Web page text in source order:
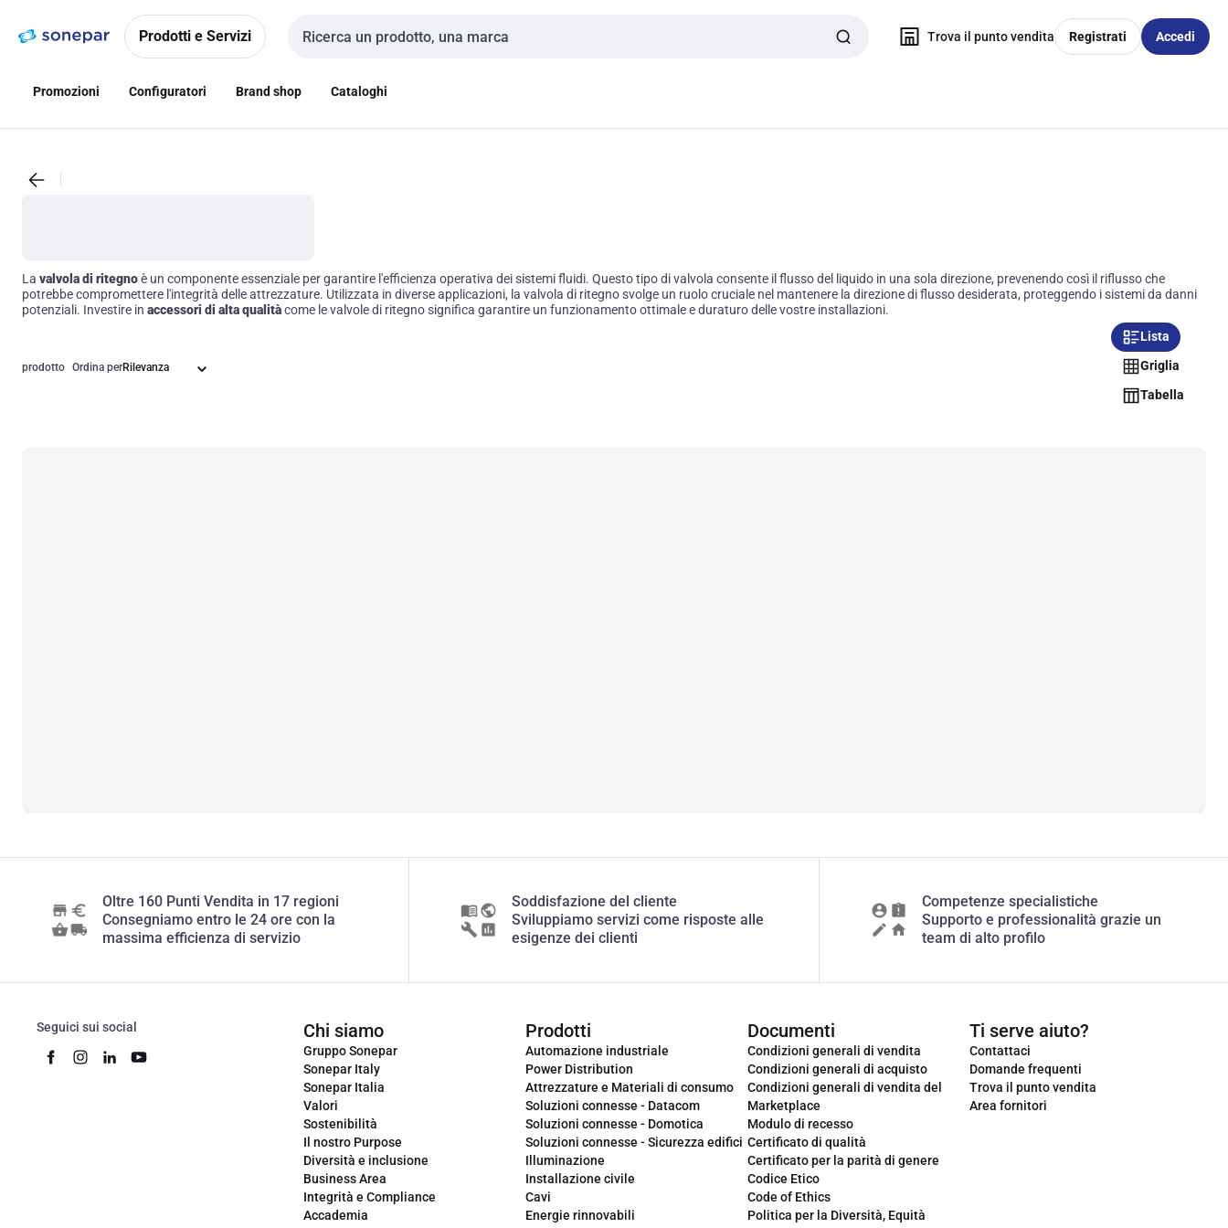
navigazionealla
Prodotti e Servizi
Cerca input
Trova il punto vendita Registrati Accedi
Promozioni Configuratori Brand shop Cataloghi
La valvola di ritegnoè un componente essenziale per garantire l'efficienza operativa dei sistemi fluidi. Questo tipo di valvola consente il flusso del liquido in una sola direzione, prevenendo così il riflusso che
potrebbe compromettere l'integrità delle attrezzature. Utilizzata in diverse applicazioni, la valvola di ritegno svolge un ruolo cruciale nel mantenere la direzione di flusso desiderata, proteggendo i sistemi da danni
potenziali. Investire in accessori di alta qualitàcome le valvole di ritegno significa garantire un funzionamento ottimale e duraturo delle vostre installazioni.
prodotto Ordina per
Lista
Griglia
Tabella
Oltre 160 Punti Vendita in 17 regioni
Consegniamo entro le 24 ore con la
massima efficienza di servizio
Soddisfazione del cliente
Sviluppiamo servizi come risposte alle
esigenze dei clienti
Competenze specialistiche
Supporto e professionalità grazie un
team di alto profilo
Seguici sui social Chi siamo
Gruppo Sonepar
Sonepar Italy
Sonepar Italia
Valori
Sostenibilità
Il nostro Purpose
Diversità e inclusione
Business Area
Integrità e Compliance
Accademia
Prodotti
Automazione industriale
Power Distribution
Attrezzature e Materiali di consumo
Soluzioni connesse - Datacom
Soluzioni connesse - Domotica
Soluzioni connesse - Sicurezza edifici
Illuminazione
Installazione civile
Cavi
Energie rinnovabili
Documenti
Condizioni generali di vendita
Condizioni generali di acquisto
Condizioni generali di vendita del
Marketplace
Modulo di recesso
Certificato di qualità
Certificato per la parità di genere
Codice Etico
Code of Ethics
Politica per la Diversità, Equità
Ti serve aiuto?
Contattaci
Domande frequenti
Trova il punto vendita
Area fornitori